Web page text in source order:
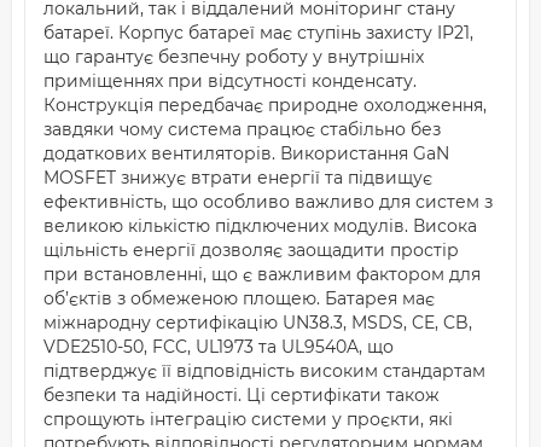
локальний, так і віддалений моніторинг стану
батареї. Корпус батареї має ступінь захисту IP21,
що гарантує безпечну роботу у внутрішніх
приміщеннях при відсутності конденсату.
Конструкція передбачає природне охолодження,
завдяки чому система працює стабільно без
додаткових вентиляторів. Використання GaN
MOSFET знижує втрати енергії та підвищує
ефективність, що особливо важливо для систем з
великою кількістю підключених модулів. Висока
щільність енергії дозволяє заощадити простір
при встановленні, що є важливим фактором для
об’єктів з обмеженою площею. Батарея має
міжнародну сертифікацію UN38.3, MSDS, CE, CB,
VDE2510-50, FCC, UL1973 та UL9540A, що
підтверджує її відповідність високим стандартам
безпеки та надійності. Ці сертифікати також
спрощують інтеграцію системи у проєкти, які